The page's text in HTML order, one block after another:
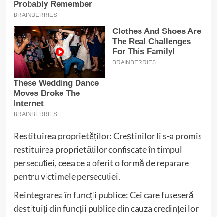
Restituirea proprietăților: Creștinilor li s-a promis
restituirea proprietăților confiscate în timpul
persecuției, ceea ce a oferit o formă de reparare
pentru victimele persecuției.
Reintegrarea în funcții publice: Cei care fuseseră
destituiți din funcții publice din cauza credinței lor